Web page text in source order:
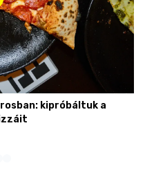
kipróbáltuk a